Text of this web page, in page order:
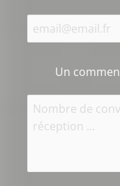
Un